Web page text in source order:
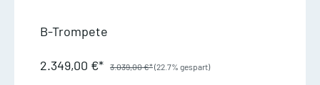
B-Trompete
2.349,00 €* 3.039,00 €*(22.7% gespart)